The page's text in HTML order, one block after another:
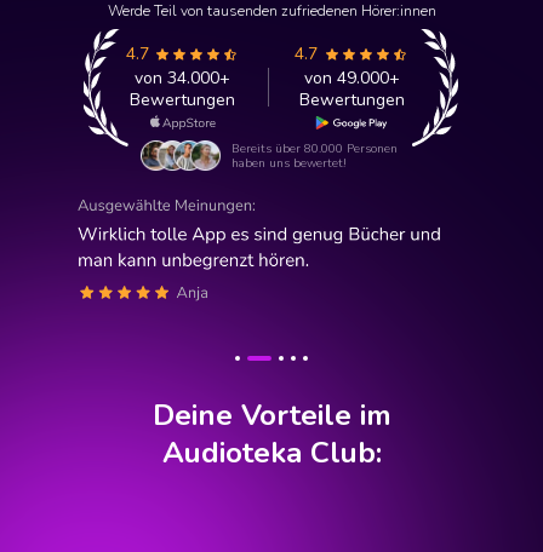
Werde Teil von tausenden zufriedenen Hörer:innen
Bereits über 80.000 Personen
haben uns bewertet!
4.7
von 34.000+
Bewertungen
4.7
von 49.000+
Bewertungen
Deine Vorteile im
Audioteka Club: